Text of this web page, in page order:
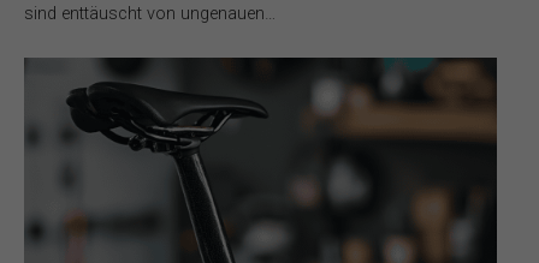
sind enttäuscht von ungenauen…